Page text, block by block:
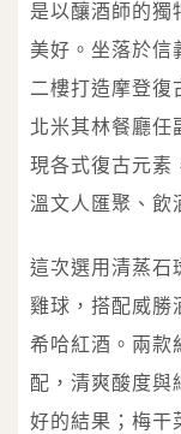
是以釀酒師的獨
美好。坐落於
二樓打造摩登復
北米其林餐廳任
現各式復古元素
溫文人匯聚、飲
這次選用清蒸石
雞球，搭配威勝
希哈紅酒。兩款
配，清爽酸度與
好的結果；梅干